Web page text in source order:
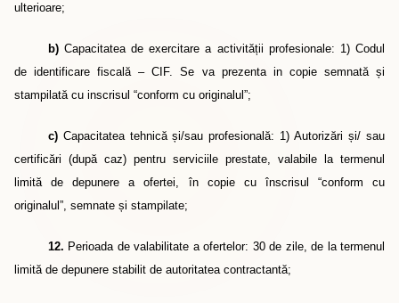
ulterioare;
b)Capacitatea de exercitare a activității profesionale: 1) Codul
de identificare fiscală – CIF. Se va prezenta in copie semnată și
stampilată cu inscrisul “conform cu originalul”;
c)Capacitatea tehnică și/sau profesională: 1) Autorizăriși/ sau
certificări (după caz) pentru serviciile prestate, valabile la termenul
limită de depunere a ofertei, în copie cu înscrisul “conform cu
originalul”, semnate și stampilate;
12. Perioada de valabilitate a ofertelor: 30 de zile, de la termenul
limită de depunere stabilit de autoritatea contractantă;